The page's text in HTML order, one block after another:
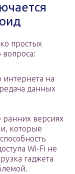
простых
на
данных
ранних версиях
которые
Wi-Fi не
гаджета